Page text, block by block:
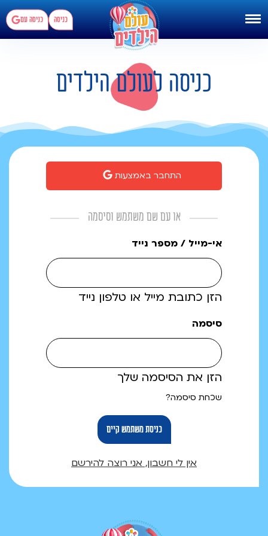
כניסה כניסה עם
כניסה לעולם הילדים
התחבר באמצעות
או עם שם משתמש וסיסמה
אי-מייל / מספר נייד
הזן כתובת מייל או טלפון נייד
סיסמה
הזן את הסיסמה שלך
שכחת סיסמה?
אין לי חשבון, אני רוצה להירשם